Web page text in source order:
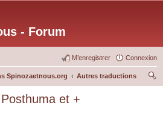
- Forum
Connexion
M’enregistrer
Spinozaetnous.org
Autres traductions
et +